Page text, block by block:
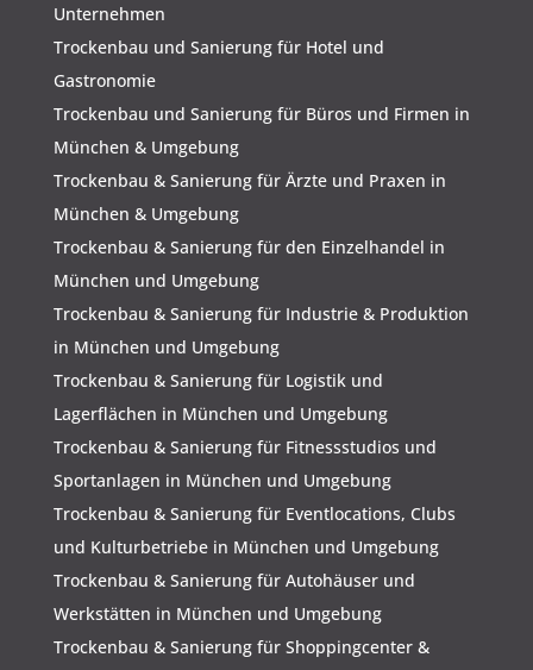
Unternehmen
Trockenbau und Sanierung für Hotel und
Gastronomie
Trockenbau und Sanierung für Büros und Firmen in
München & Umgebung
Trockenbau & Sanierung für Ärzte und Praxen in
München & Umgebung
Trockenbau & Sanierung für den Einzelhandel in
München und Umgebung
Trockenbau & Sanierung für Industrie & Produktion
in München und Umgebung
Trockenbau & Sanierung für Logistik und
Lagerflächen in München und Umgebung
Trockenbau & Sanierung für Fitnessstudios und
Sportanlagen in München und Umgebung
Trockenbau & Sanierung für Eventlocations, Clubs
und Kulturbetriebe in München und Umgebung
Trockenbau & Sanierung für Autohäuser und
Werkstätten in München und Umgebung
Trockenbau & Sanierung für Shoppingcenter &